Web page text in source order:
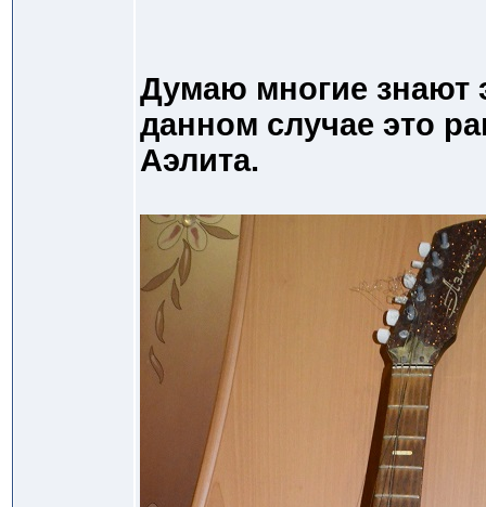
Думаю многие знают
данном случае это
Аэлита.